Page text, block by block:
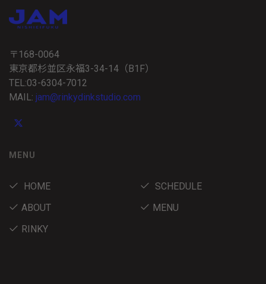
〒168-0064
東京都杉並区永福3-34-14（B1F）
TEL:03-6304-7012
MAIL: jam@rinkydinkstudio.com
MENU
HOME
SCHEDULE
ABOUT
MENU
RINKY